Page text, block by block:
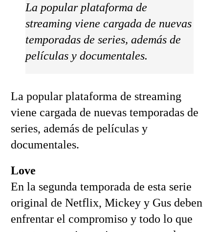
La popular plataforma de
streaming viene cargada de nuevas
temporadas de series, además de
películas y documentales.
La popular plataforma de streaming
viene cargada de nuevas temporadas de
series, además de películas y
documentales.
Love
En la segunda temporada de esta serie
original de Netflix, Mickey y Gus deben
enfrentar el compromiso y todo lo que